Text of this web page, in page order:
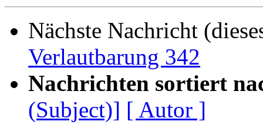
Nächste Nachricht
Verlautbarung 342
Nachrichten sortiert
(Subject)] [ Autor ]